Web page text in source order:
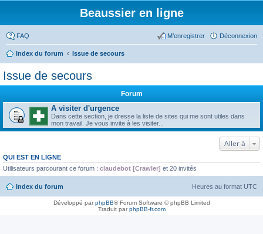
Beaussier en ligne
FAQ Déconnexion
M’enregistrer
Index du forum Issue de secours
Issue de secours
Forum
A visiter d'urgence
Dans cette section, je dresse la liste de sites qui me sont utiles dans
mon travail. Je vous invite à les visiter...
Aller à
QUI EST EN LIGNE
Utilisateurs parcourant ce forum : claudebot [Crawler] et 20 invités
Index du forum Heures au format UTC
Développé parphpBB® Forum Software © phpBB Limited
Traduit parphpBB-fr.com